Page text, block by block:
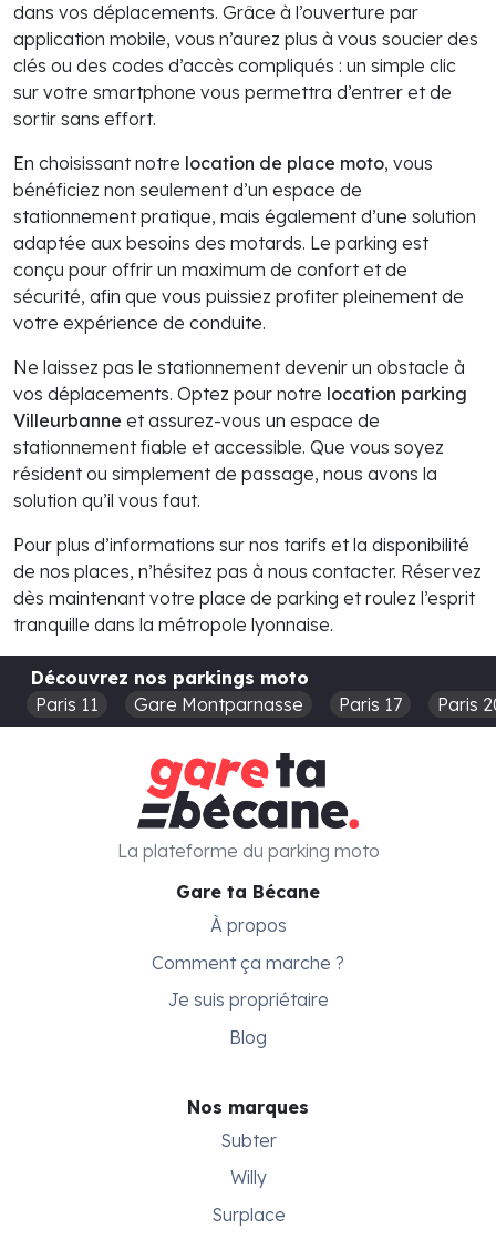
dans vos déplacements. Grâce à l’ouverture par
application mobile, vous n’aurez plus à vous soucier des
clés ou des codes d’accès compliqués : un simple clic
sur votre smartphone vous permettra d’entrer et de
sortir sans effort.
En choisissant notre location de place moto, vous
bénéficiez non seulement d’un espace de
stationnement pratique, mais également d’une solution
adaptée aux besoins des motards. Le parking est
conçu pour offrir un maximum de confort et de
sécurité, afin que vous puissiez profiter pleinement de
votre expérience de conduite.
Ne laissez pas le stationnement devenir un obstacle à
vos déplacements. Optez pour notre location parking
Villeurbanne et assurez-vous un espace de
stationnement fiable et accessible. Que vous soyez
résident ou simplement de passage, nous avons la
solution qu’il vous faut.
Pour plus d’informations sur nos tarifs et la disponibilité
de nos places, n’hésitez pas à nous contacter. Réservez
dès maintenant votre place de parking et roulez l’esprit
tranquille dans la métropole lyonnaise.
Découvrez nos parkings moto
Paris 11
Gare Montparnasse Paris 17 Paris
Gare ta Bécane
À propos
Comment ça marche ?
Je suis propriétaire
Blog
Nos marques
Subter
Willy
Surplace
La plateforme du parking moto